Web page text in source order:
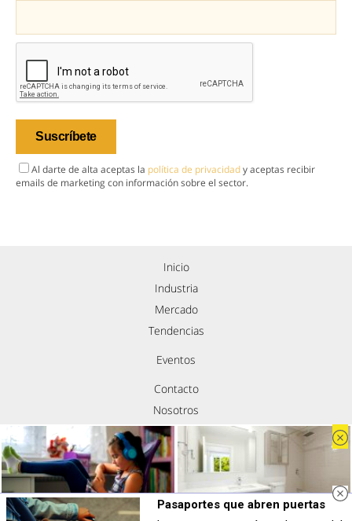
Al darte de alta aceptas la política de privacidady aceptas recibir
emails de marketing con información sobre el sector.
Inicio
Industria
Mercado
Tendencias
Eventos
Contacto
Nosotros
Política de privacidad
Aviso legal
Política de cookies
Síguenos
Pasaportes que abren puertas